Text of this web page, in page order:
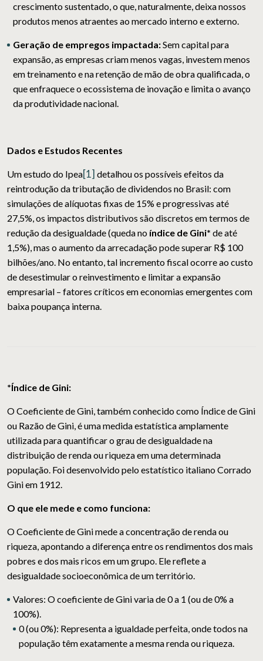
crescimento sustentado, o que, naturalmente, deixa nossos
produtos menos atraentes ao mercado interno e externo.
Geração de empregos impactada:Sem capital para
expansão, as empresas criam menos vagas, investem menos
em treinamento e na retenção de mão de obra qualificada, o
que enfraquece o ecossistema de inovação e limita o avanço
da produtividade nacional.
Dados e Estudos Recentes
Um estudo do Ipea[1] detalhou os possíveis efeitos da
reintrodução da tributação de dividendos no Brasil: com
simulações de alíquotas fixas de 15% e progressivas até
27,5%, os impactos distributivos são discretos em termos de
redução da desigualdade (queda no índice de Gini* de até
1,5%), mas o aumento da arrecadação pode superar R$ 100
bilhões/ano. No entanto, tal incremento fiscal ocorre ao custo
de desestimular o reinvestimento e limitar a expansão
empresarial – fatores críticos em economias emergentes com
baixa poupança interna.
*Índice de Gini:
OCoeficiente de Gini, também conhecido como Índice de Gini
ou Razão de Gini, é uma medida estatística amplamente
utilizada para quantificar o grau de desigualdade na
distribuição de renda ou riqueza em uma determinada
população. Foi desenvolvido pelo estatístico italiano Corrado
Gini em 1912.
O que ele mede e como funciona:
O Coeficiente de Gini mede a concentração de renda ou
riqueza, apontando a diferença entre os rendimentos dos mais
pobres e dos mais ricos em um grupo. Ele reflete a
desigualdade socioeconômica de um território.
Valores: O coeficiente de Gini varia de0 a 1 (ou de 0% a
100%).
0 (ou 0%): Representa a igualdade perfeita, onde todos na
população têm exatamente a mesma renda ou riqueza.